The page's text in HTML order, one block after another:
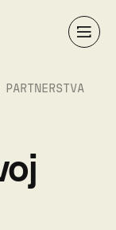
PARTNERSTVA